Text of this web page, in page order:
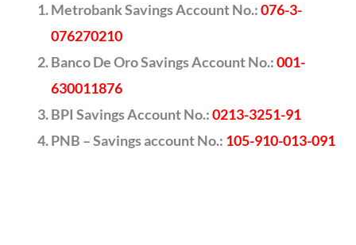
Metrobank Savings Account No.:076-3-
076270210
Banco De Oro Savings Account No.:001-
630011876
BPI Savings Account No.:0213-3251-91
PNB – Savings account No.: 105-910-013-091